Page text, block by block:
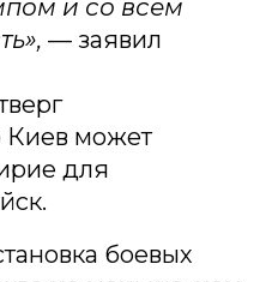
и со всем
— заявил
Киев может
для
боевых